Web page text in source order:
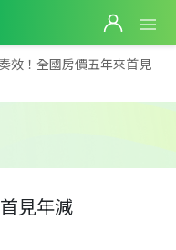
效！全國房價五年來首見
見年減